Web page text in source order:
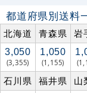
都道府県別送料
北海道
青森県 岩
3,050
(3,355)
1,050
(1,155)
石川県 福井県 山